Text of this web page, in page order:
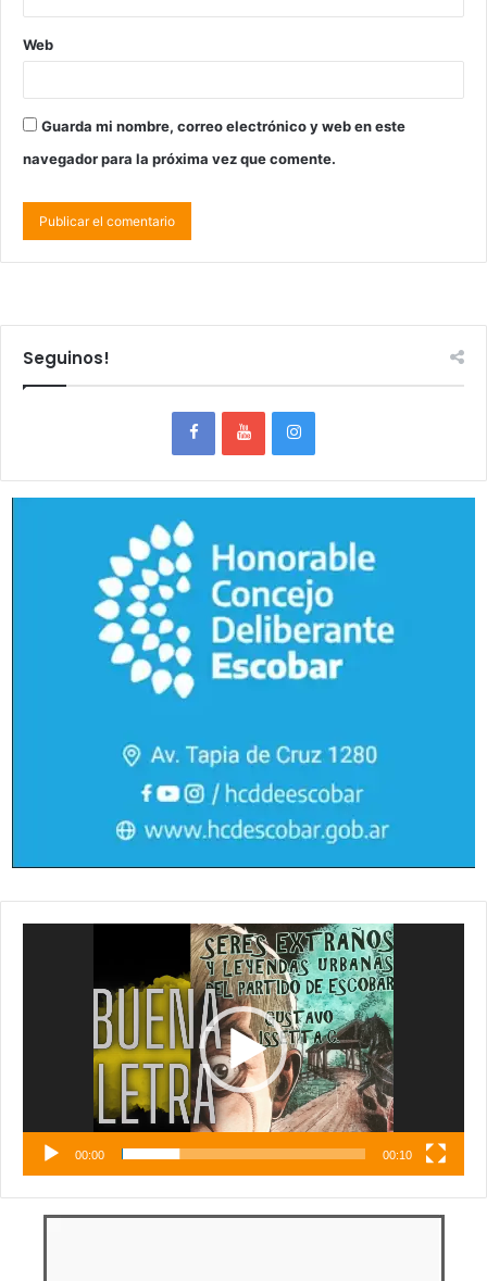
Web
Guarda mi nombre, correo electrónico y web en este
navegador para la próxima vez que comente.
Seguinos!
00:00 00:10